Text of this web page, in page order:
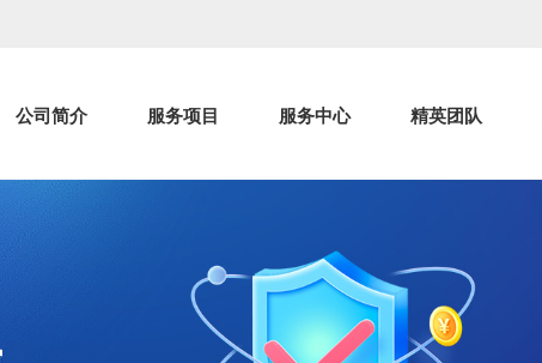
公司简介 服务项目 服务中心 精英团队